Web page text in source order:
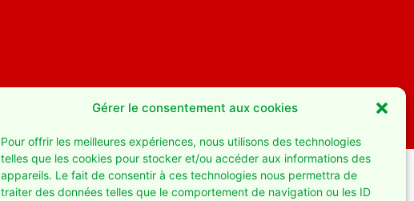
Gérer le consentement aux cookies
Pour offrir les meilleures expériences, nous utilisons des technologies
telles que les cookies pour stocker et/ou accéder aux informations des
appareils. Le fait de consentir à ces technologies nous permettra de
traiter des données telles que le comportement de navigation ou les ID